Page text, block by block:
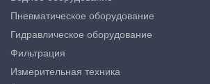
Пневматическое оборудование
Гидравлическое оборудование
Фильтрация
Измерительная техника